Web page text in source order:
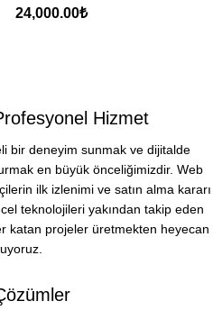
24,000.00₺
Hizmet
bir deneyim sunmak ve dijitalde
en büyük önceliğimizdir. Web
ilk izlenimi ve satın alma kararı
teknolojileri yakından takip eden
katan projeler üretmekten heyecan